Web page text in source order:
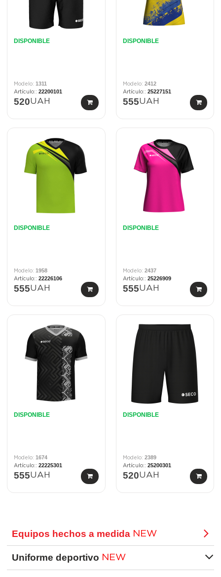
DISPONIBLE
1311
22200101
520UAH
DISPONIBLE
2412
25227151
555UAH
DISPONIBLE
1958
22226106
555UAH
DISPONIBLE
2437
25226909
555UAH
DISPONIBLE
1674
22225301
555UAH
DISPONIBLE
2389
25200301
520UAH
Equipos hechos a medida NEW
Uniforme deportivo NEW